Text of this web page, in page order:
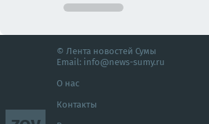
© Лента новостей Сумы
Email: info@news-sumy.ru
О нас
Контакты